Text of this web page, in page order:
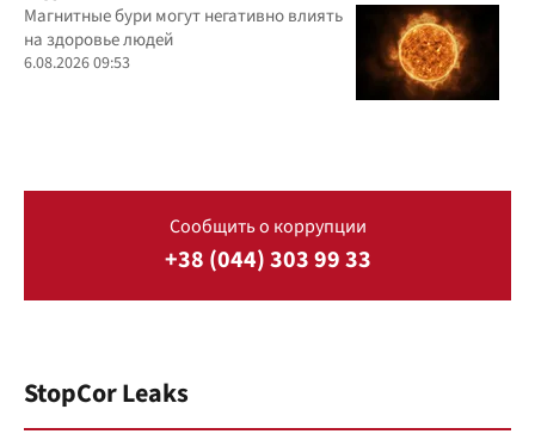
Магнитные бури могут негативно влиять
на здоровье людей
6.08.2026 09:53
Сообщить о коррупции
+38 (044) 303 99 33
StopCor Leaks